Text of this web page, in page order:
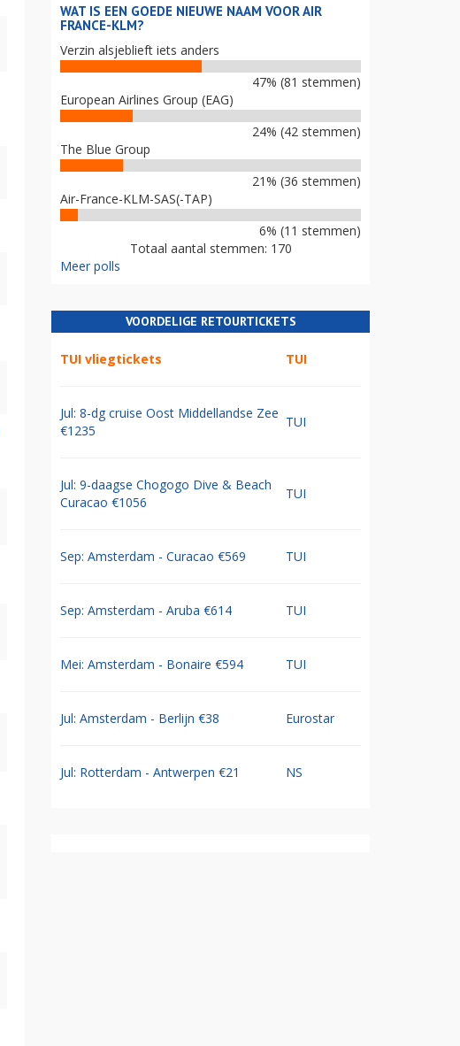
WAT IS EEN GOEDE NIEUWE NAAM VOOR AIR
FRANCE-KLM?
Verzin alsjeblieft iets anders
47% (81 stemmen)
European Airlines Group (EAG)
24% (42 stemmen)
The Blue Group
21% (36 stemmen)
Air-France-KLM-SAS(-TAP)
6% (11 stemmen)
Totaal aantal stemmen: 170
Meer polls
VOORDELIGE RETOURTICKETS
TUI vliegtickets TUI
Jul: 8-dg cruise Oost Middellandse Zee
€1235
TUI
Jul: 9-daagse Chogogo Dive & Beach
Curacao €1056
TUI
Sep: Amsterdam - Curacao €569 TUI
Sep: Amsterdam - Aruba €614 TUI
Mei: Amsterdam - Bonaire €594 TUI
Jul: Amsterdam - Berlijn €38 Eurostar
Jul: Rotterdam - Antwerpen €21 NS